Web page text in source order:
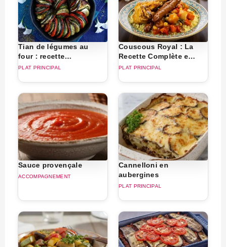
Tian de légumes au
four : recette
provençale simple et
PLAT PRINCIPAL
Couscous Royal : La
Recette Complète et
Généreuse
PLAT PRINCIPAL
Sauce provençale
ACCOMPAGNEMENT
Cannelloni en
aubergines
PLAT PRINCIPAL